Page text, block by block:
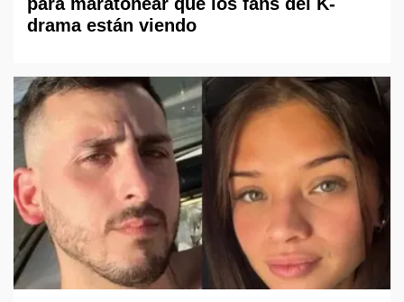
drama están viendo